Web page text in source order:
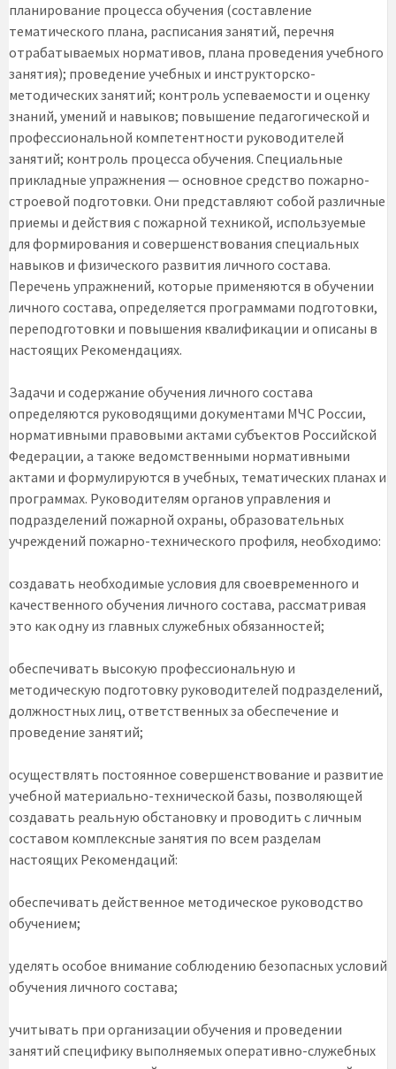
планирование процесса обучения (составление
тематического плана, расписания занятий, перечня
отрабатываемых нормативов, плана проведения учебного
занятия); проведение учебных и инструкторско-
методических занятий; контроль успеваемости и оценку
знаний, умений и навыков; повышение педагогической и
профессиональной компетентности руководителей
занятий; контроль процесса обучения. Специальные
прикладные упражнения — основное средство пожарно-
строевой подготовки. Они представляют собой различные
приемы и действия с пожарной техникой, используемые
для формирования и совершенствования специальных
навыков и физического развития личного состава.
Перечень упражнений, которые применяются в обучении
личного состава, определяется программами подготовки,
переподготовки и повышения квалификации и описаны в
настоящих Рекомендациях.
Задачи и содержание обучения личного состава
определяются руководящими документами МЧС России,
нормативными правовыми актами субъектов Российской
Федерации, а также ведомственными нормативными
актами и формулируются в учебных, тематических планах и
программах. Руководителям органов управления и
подразделений пожарной охраны, образовательных
учреждений пожарно-технического профиля, необходимо:
создавать необходимые условия для своевременного и
качественного обучения личного состава, рассматривая
это как одну из главных служебных обязанностей;
обеспечивать высокую профессиональную и
методическую подготовку руководителей подразделений,
должностных лиц, ответственных за обеспечение и
проведение занятий;
осуществлять постоянное совершенствование и развитие
учебной материально-технической базы, позволяющей
создавать реальную обстановку и проводить с личным
составом комплексные занятия по всем разделам
настоящих Рекомендаций:
обеспечивать действенное методическое руководство
обучением;
уделять особое внимание соблюдению безопасных условий
обучения личного состава;
учитывать при организации обучения и проведении
занятий специфику выполняемых оперативно-служебных